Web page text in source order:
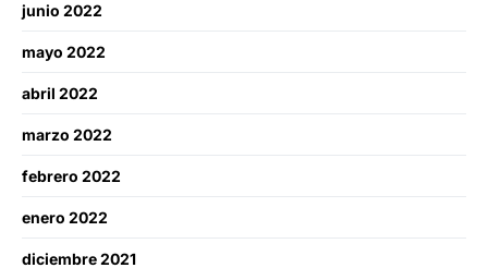
junio 2022
mayo 2022
abril 2022
marzo 2022
febrero 2022
enero 2022
diciembre 2021